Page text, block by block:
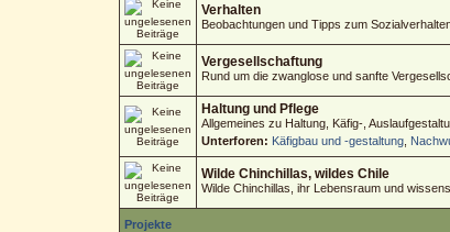
Verhalten
Beobachtungen und Tipps zum
Vergesellschaftung
Rund um die zwanglose und sanfte
Haltung und Pflege
Allgemeines zu Haltung, Käfig-,
Unterforen: Käfigbau und -gestaltung,
Wilde Chinchillas, wildes Chile
Wilde Chinchillas, ihr Lebensraum und
Projekte